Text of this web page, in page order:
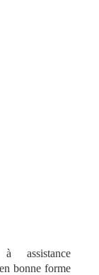
assistance
bonne forme